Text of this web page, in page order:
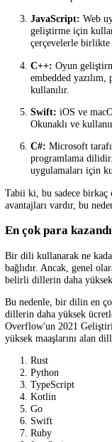
kriterlere göre
olarak, popülerlik,
kütüphane desteği ve
kabul edilir.
Burada, genel olarak
Python:Veri
kullanımı
Java:Mobil
ve web
dilidir ve
JavaScript:
geliştirme için
çerçevelerle
C++:Oyun
kullanılır.
Swift:iOS ve
Okunaklı ve
C#:Microsoft
programlama
uygulamaları için
Tabii ki, bu sadece
avantajları vardır, bu